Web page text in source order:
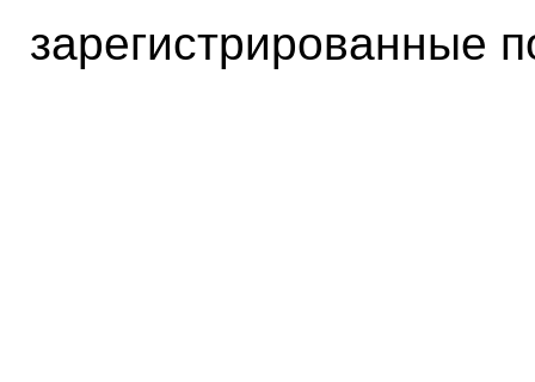
зарегистрированные